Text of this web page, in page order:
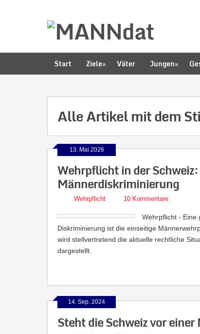
Start Ziele» Väter Jungen»
Alle Artikel mit dem
13. Mai 2026
Wehrpflicht in der
Männerdiskriminierung
Wehrpflicht 10 Kommentare
Wehrpflicht - Eine
Diskriminierung ist die einseitige
wird stellvertretend die aktuelle rechtliche
dargestellt.
14. Sep. 2024
Steht die Schweiz vor